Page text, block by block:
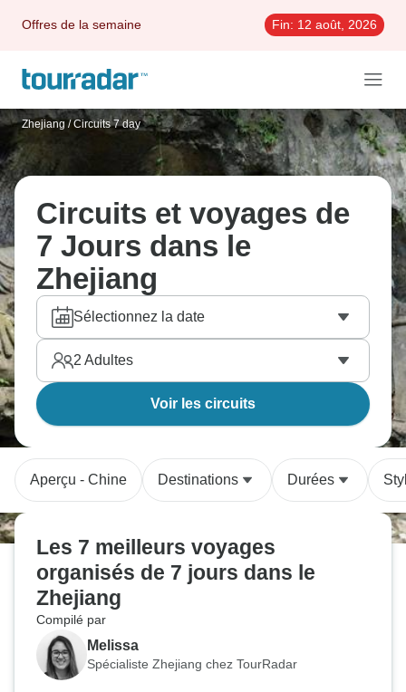
Offres de la semaine Fin: 12 août, 2026
Zhejiang / Circuits 7 day
Circuits et voyages de
7 Jours dans le
Zhejiang
Sélectionnez la date
2 Adultes
Voir les circuits
Aperçu - Chine Destinations Durées
Les 7 meilleurs voyages
organisés de 7 jours dans le
Zhejiang
Compilé par
Melissa
Spécialiste Zhejiang chez TourRadar